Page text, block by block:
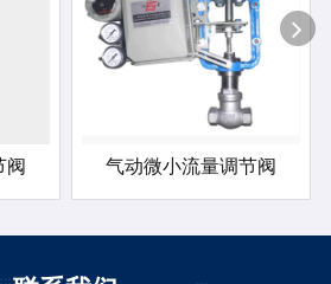
阀 气动微小流量调节阀